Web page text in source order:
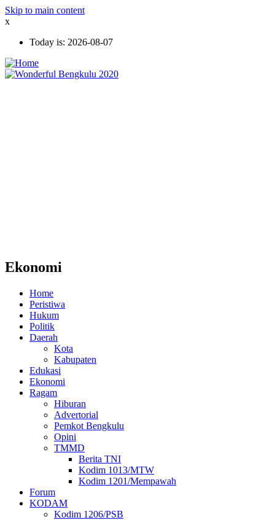
Skip to main content
x
Today is: 2026-08-07
Ekonomi
Home
Peristiwa
Hukum
Politik
Daerah
Kota
Kabupaten
Edukasi
Ekonomi
Ragam
Hiburan
Advertorial
Pemkot Bengkulu
Opini
TMMD
Berita TNI
Kodim 1013/MTW
Kodim 1201/Mempawah
Forum
KODAM
Kodim 1206/PSB